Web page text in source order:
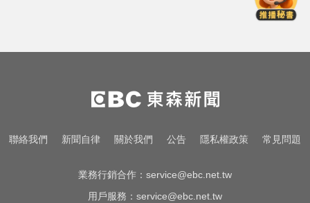
給水手終止4連勝
加拿大2飛機空中相撞！ 1人墜池塘
身亡
才宣佈停播一週！網紅「肥大叔」
聯絡我們 新聞自律 關於我們 公告 隱私權政策 常見問題
業務行銷合作： service@ebc.net.tw
用戶服務： service@ebc.net.tw